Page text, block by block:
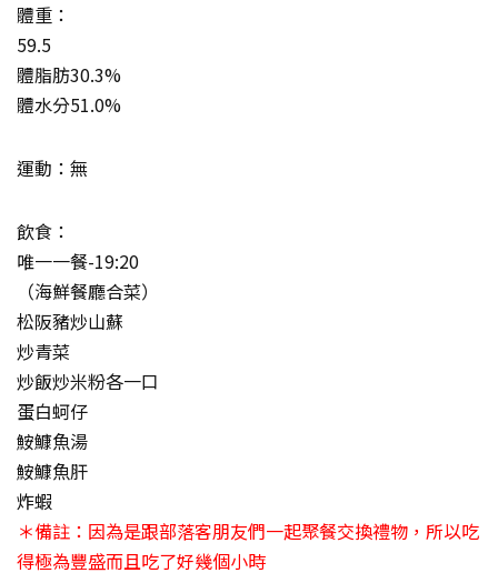
體重：
59.5
體脂肪30.3%
體水分51.0%
運動：無
飲食：
唯一一餐-19:20
（海鮮餐廳合菜）
松阪豬炒山蘇
炒青菜
炒飯炒米粉各一口
蛋白蚵仔
鮟鱇魚湯
鮟鱇魚肝
炸蝦
＊備註：因為是跟部落客朋友們一起聚餐交換禮物，所以吃
得極為豐盛而且吃了好幾個小時